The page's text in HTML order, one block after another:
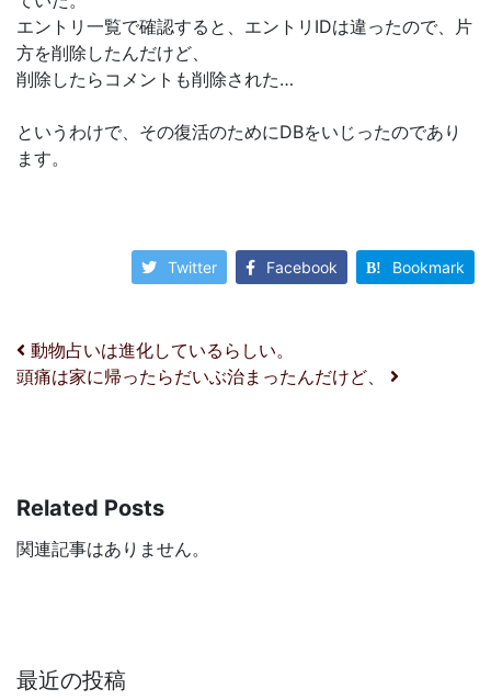
エントリ一覧で確認すると、エントリIDは違ったので、片
方を削除したんだけど、
削除したらコメントも削除された…
というわけで、その復活のためにDBをいじったのであり
ます。
Twitter Facebook Bookmark
投稿ナビゲーション
動物占いは進化しているらしい。
頭痛は家に帰ったらだいぶ治まったんだけど、
Related Posts
関連記事はありません。
最近の投稿